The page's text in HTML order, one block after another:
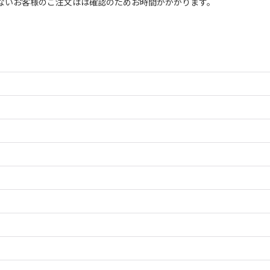
お客様のご注文はは確認のためお時間がかかります。